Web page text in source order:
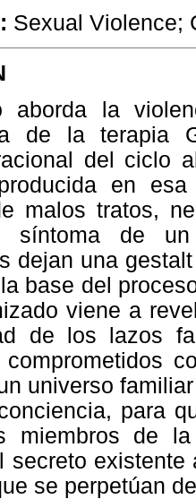
Sexual Violence;
aborda la
de la terapia
del ciclo
en
malos tratos,
síntoma de un
dejan una
base del
viene a
de los lazos
comprometidos
universo
para
miembros de
secreto
se perpetúan